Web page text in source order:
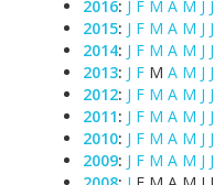
2016: J F M A M J J
2015: J F M A M J J
2014: J F M A M J J
2013: J F M A M J J
2012: J F M A M J J
2011: J F M A M J J
2010: J F M A M J J
2009: J F M A M J J